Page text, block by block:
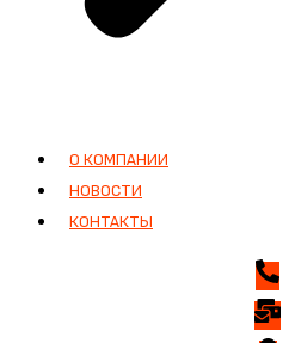
О КОМПАНИИ
НОВОСТИ
КОНТАКТЫ